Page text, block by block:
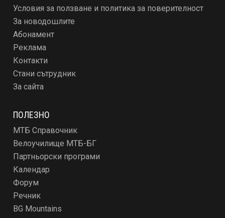
Условия за ползване и политика за поверителност
За новодошлите
Абонамент
Реклама
Контакти
Стани сътрудник
За сайта
ПОЛЕЗНО
МТБ Справочник
Велоучилище МТБ-БГ
Партньорски програми
Календар
Форум
Речник
BG Mountains